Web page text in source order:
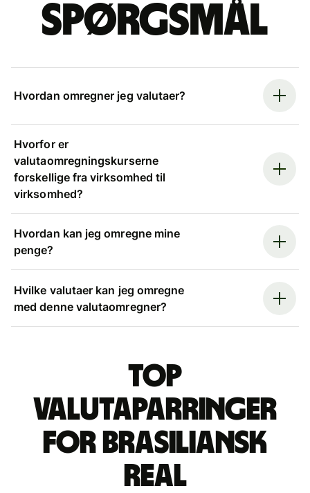
spørgsmål
Hvordan omregner jeg valutaer?
Hvorfor er
valutaomregningskurserne
forskellige fra virksomhed til
virksomhed?
Hvordan kan jeg omregne mine
penge?
Hvilke valutaer kan jeg omregne
med denne valutaomregner?
Top
valutaparringer
for brasiliansk
real